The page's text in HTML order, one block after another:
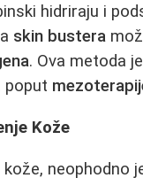
hidriraju i
skin bustera
. Ova metoda
poput
Kože
neophodno